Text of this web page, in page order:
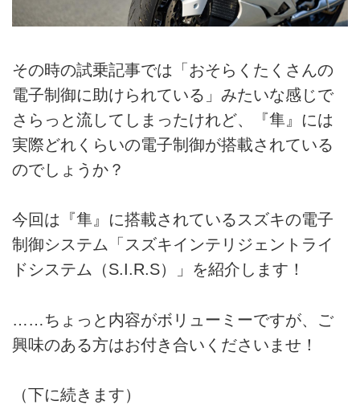
その時の試乗記事では「おそらくたくさんの
電子制御に助けられている」みたいな感じで
さらっと流してしまったけれど、『隼』には
実際どれくらいの電子制御が搭載されている
のでしょうか？
今回は『隼』に搭載されているスズキの電子
制御システム「スズキインテリジェントライ
ドシステム（S.I.R.S）」を紹介します！
……ちょっと内容がボリューミーですが、ご
興味のある方はお付き合いくださいませ！
（下に続きます）